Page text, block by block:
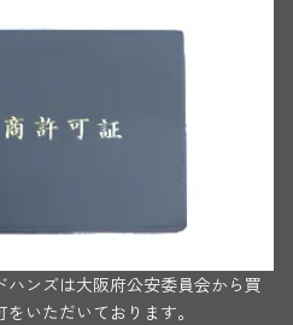
ンズは大阪府公安委員会から買
いただいております。